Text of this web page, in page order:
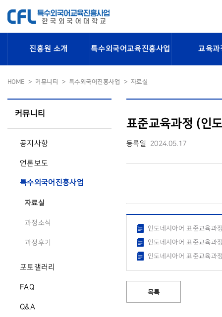
진흥원 소개 특수외국어교육진흥사업 교육과
HOME 커뮤니티 특수외국어진흥사업 자료실
커뮤니티
공지사항
언론보도
특수외국어진흥사업
자료실
과정소식
과정후기
포토갤러리
FAQ
Q&A
표준교육과정 (인
등록일 2024.05.17
인도네시아어 표준교육과
인도네시아어 표준교육과
인도네시아어 표준교육과
목록